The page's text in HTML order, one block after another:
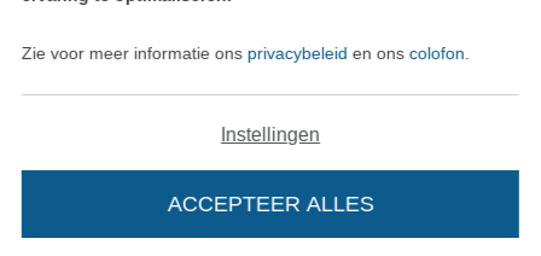
Onze transporteurs
Zie voor meer informatie ons privacybeleid en ons colofon
Instellingen
ACCEPTEER ALLES